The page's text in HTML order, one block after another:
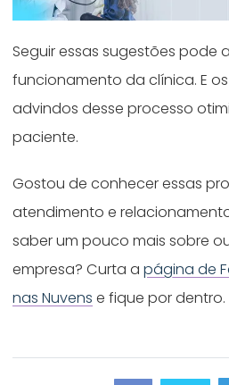
Seguir essas sugestões pode
funcionamento da clínica. E
advindos desse processo
paciente.
Gostou de conhecer essas
atendimento e
saber um pouco mais sobre
empresa? Curta apágina de
nas Nuvens e fique por dentro.